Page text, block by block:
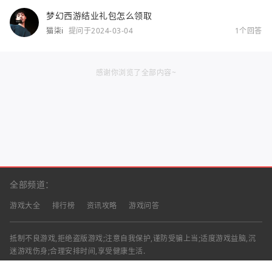
梦幻西游结业礼包怎么领取
猫柒i 提问于2024-03-04 1个回答
感谢你浏览了全部内容~
全部频道：
游戏大全 排行榜 资讯攻略 游戏问答
抵制不良游戏,拒绝盗版游戏;注意自我保护,谨防受骗上当;适度游戏益脑,沉
迷游戏伤身;合理安排时间,享受健康生活.